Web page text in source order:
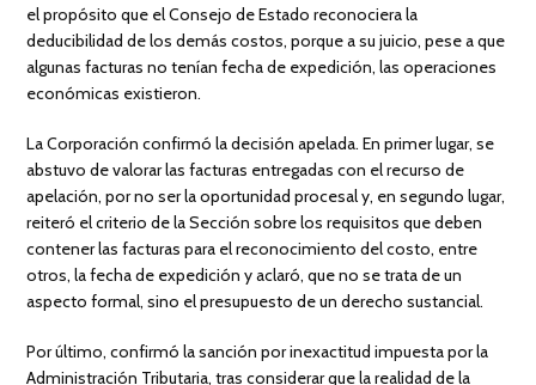
el propósito que el Consejo de Estado reconociera la
deducibilidad de los demás costos, porque a su juicio, pese a que
algunas facturas no tenían fecha de expedición, las operaciones
económicas existieron.
La Corporación confirmó la decisión apelada. En primer lugar, se
abstuvo de valorar las facturas entregadas con el recurso de
apelación, por no ser la oportunidad procesal y, en segundo lugar,
reiteró el criterio de la Sección sobre los requisitos que deben
contener las facturas para el reconocimiento del costo, entre
otros, la fecha de expedición y aclaró, que no se trata de un
aspecto formal, sino el presupuesto de un derecho sustancial.
Por último, confirmó la sanción por inexactitud impuesta por la
Administración Tributaria, tras considerar que la realidad de la